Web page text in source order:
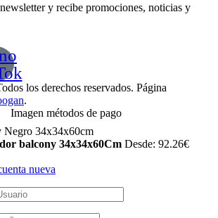
y recibe promociones, noticias y
los derechos reservados. Página
.
balcony 34x34x60Cm Desde: 92.26€
nueva